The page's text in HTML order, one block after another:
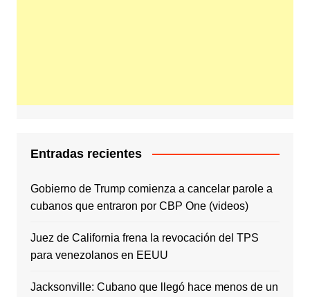
Entradas recientes
Gobierno de Trump comienza a cancelar parole a
cubanos que entraron por CBP One (videos)
Juez de California frena la revocación del TPS
para venezolanos en EEUU
Jacksonville: Cubano que llegó hace menos de un